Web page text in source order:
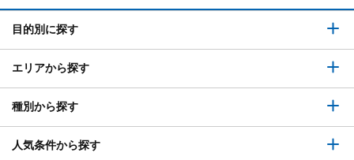
目的別に探す
エリアから探す
種別から探す
人気条件から探す